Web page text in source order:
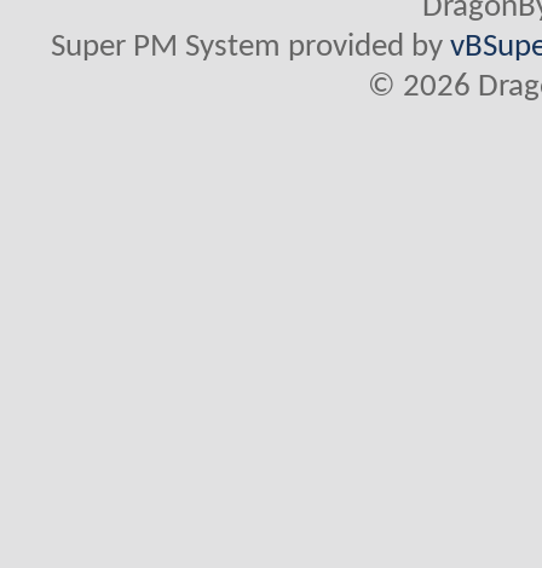
Super PM System provided by
© 2026